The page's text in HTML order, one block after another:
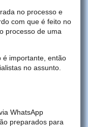
no processo e
com que é feito no
processo de uma
é importante, então
no assunto.
WhatsApp
preparados para